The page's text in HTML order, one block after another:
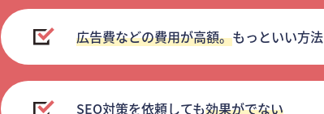
広告費などの費用が高額。もっといい方
SEO対策を依頼しても効果がでない